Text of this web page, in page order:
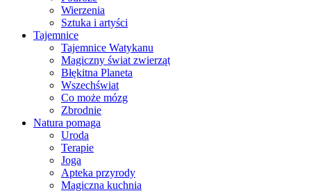
Wierzenia
Sztuka i artyści
Tajemnice
Tajemnice Watykanu
Magiczny świat zwierząt
Błękitna Planeta
Wszechświat
Co może mózg
Zbrodnie
Natura pomaga
Uroda
Terapie
Joga
Apteka przyrody
Magiczna kuchnia